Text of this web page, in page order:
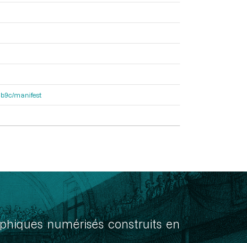
manifest
numérisés construits en